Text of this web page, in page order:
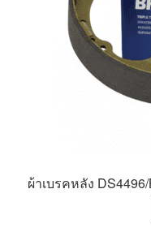
ผ้าเบรคหลัง